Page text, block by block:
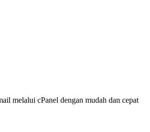
melalui cPanel dengan mudah dan cepat